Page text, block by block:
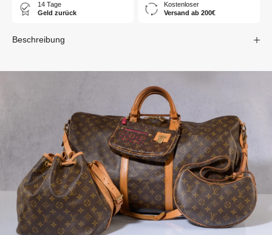
14 Tage
Geld zurück
Kostenloser
Versand ab 200€
Beschreibung